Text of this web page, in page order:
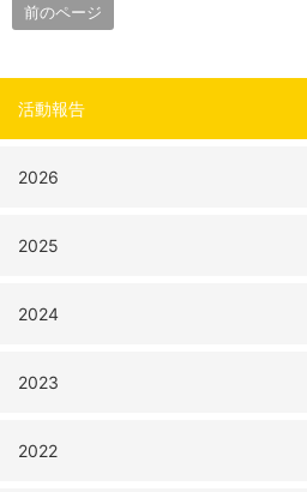
前のページ
活動報告
2026
2025
2024
2023
2022